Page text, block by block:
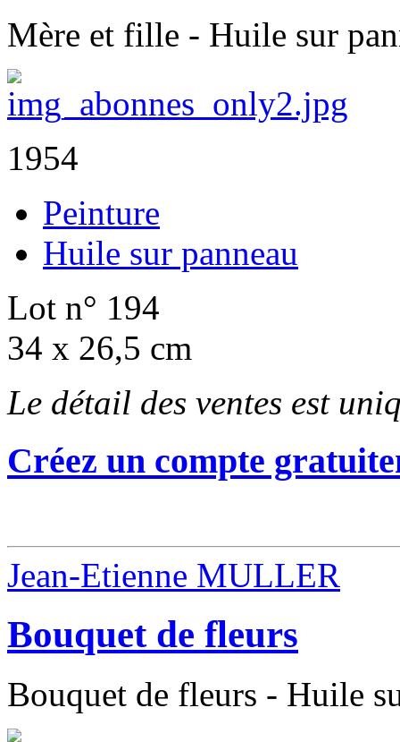
Mère et fille - Huile sur
1954
Peinture
Huile sur panneau
Lot n° 194
34 x 26,5 cm
Le détail des ventes est
Créez un compte
Jean-Etienne MULLER
Bouquet de fleurs
Bouquet de fleurs - Huile